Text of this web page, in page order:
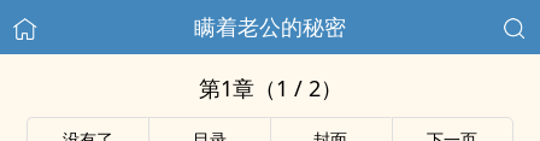
瞒着老公的秘密
第1章（1 / 2）